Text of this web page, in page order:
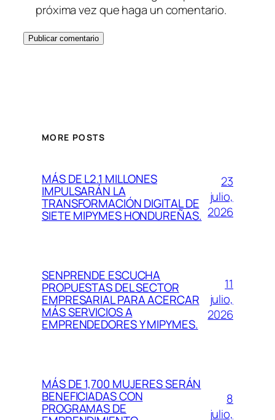
próxima vez que haga un comentario.
MORE POSTS
MÁS DE L2.1 MILLONES
IMPULSARÁN LA
TRANSFORMACIÓN DIGITAL DE
SIETE MIPYMES HONDUREÑAS.
23
julio,
2026
SENPRENDE ESCUCHA
PROPUESTAS DEL SECTOR
EMPRESARIAL PARA ACERCAR
MÁS SERVICIOS A
EMPRENDEDORES Y MIPYMES.
11
julio,
2026
MÁS DE 1,700 MUJERES SERÁN
BENEFICIADAS CON
PROGRAMAS DE
8
julio,